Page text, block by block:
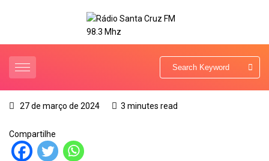
27 de março de 2024 3 minutes read
Compartilhe